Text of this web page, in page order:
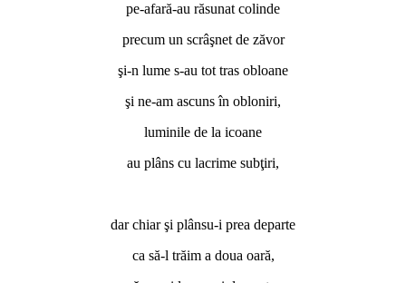
pe-afară-au răsunat colinde
precum un scrâşnet de zăvor
şi-n lume s-au tot tras obloane
şi ne-am ascuns în obloniri,
luminile de la icoane
au plâns cu lacrime subţiri,
dar chiar şi plânsu-i prea departe
ca să-l trăim a doua oară,